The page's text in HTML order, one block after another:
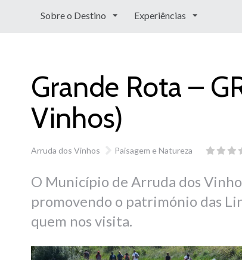
Sobre o Destino Experiências
Grande Rota –
Vinhos)
Arruda dos Vinhos Paisagem e Natureza
O Município de Arruda dos
promovendo o património das
quem nos visita.